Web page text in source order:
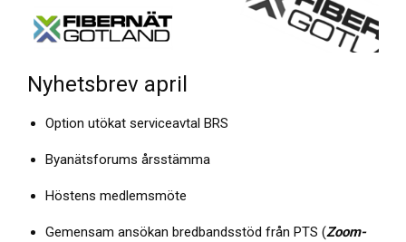
Nyhetsbrev april
Option utökat serviceavtal BRS
Byanätsforums årsstämma
Höstens medlemsmöte
Gemensam ansökan bredbandsstöd från PTS (Zoom-